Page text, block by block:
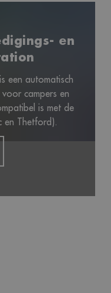
en
een automatisch
campers en
is met de
en Thetford).